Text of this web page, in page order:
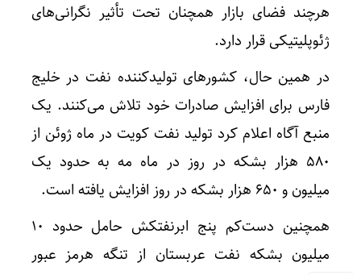
هرچند فضای بازار همچنان تحت تأثیر نگرانی‌های
ژئوپلیتیکی قرار دارد.
در همین حال، کشورهای تولیدکننده نفت در خلیج
فارس برای افزایش صادرات خود تلاش می‌کنند. یک
منبع آگاه اعلام کرد تولید نفت کویت در ماه ژوئن از
۵۸۰ هزار بشکه در روز در ماه مه به حدود یک
میلیون و ۶۵۰ هزار بشکه در روز افزایش یافته است.
همچنین دست‌کم پنج ابرنفتکش حامل حدود ۱۰
میلیون بشکه نفت عربستان از تنگه هرمز عبور